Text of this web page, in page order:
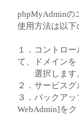
phpMyAdminの
使用方法は以
１．コントロ
て、ドメインを
選択します
２．サービス
３．バックア
WebAdmin]を